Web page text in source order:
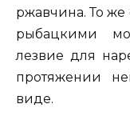
ржавчина. То же
рыбацкими
лезвие для
протяжении
виде.